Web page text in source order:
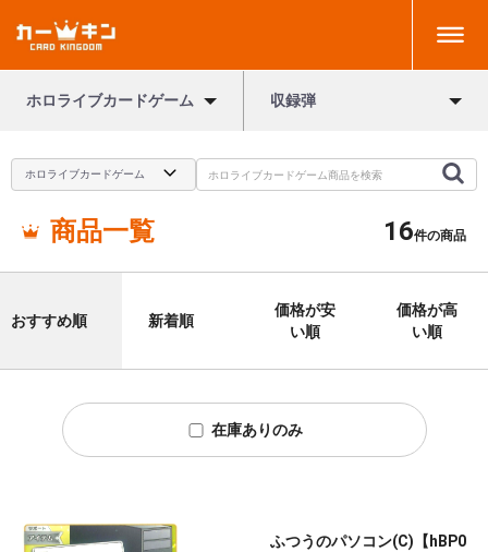
ホロライブカードゲーム 収録弾
商品一覧 16件の商品
おすすめ順 新着順
価格が安
い順
価格が高
い順
在庫ありのみ
ふつうのパソコン(C)【hBP0